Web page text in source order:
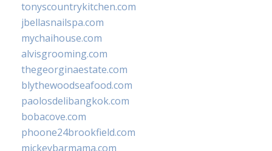
tonyscountrykitchen.com
jbellasnailspa.com
mychaihouse.com
alvisgrooming.com
thegeorginaestate.com
blythewoodseafood.com
paolosdelibangkok.com
bobacove.com
phoone24brookfield.com
mickeybarmama.com